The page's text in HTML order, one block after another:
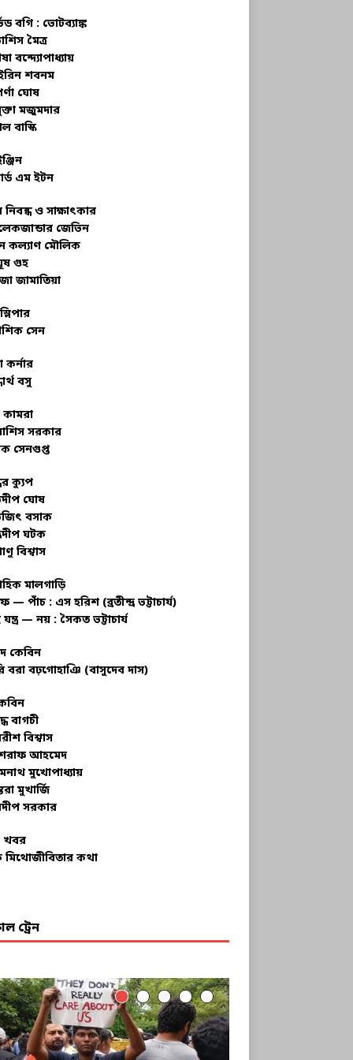
বগি : ভোটব্যাঙ্ক
মৈত্র
বন্দ্যোপাধ্যায়
শবনম
ঘোষ
মজুমদার
বাস্কি
এম ইটন
নিবন্ধ ও সাক্ষাৎকার
জেভিন
কল্যাণ মৌলিক
গুহ
জামাতিয়া
সেন
কর্নার
বসু
কামরা
সরকার
সেনগুপ্ত
ক্যুপ
ঘোষ
বসাক
ঘটক
বিশ্বাস
মালগাড়ি
— পাঁচ : এস হরিশ (ব্রতীন্দ্র ভট্টাচার্য)
যন্ত্র — নয় : সৈকত ভট্টাচার্য
কেবিন
বরা বঢ়গোহাঞি (বাসুদেব দাস)
বাগচী
বিশ্বাস
আহমেদ
মুখোপাধ্যায়
মুখার্জি
সরকার
খবর
কথা
ট্রেন